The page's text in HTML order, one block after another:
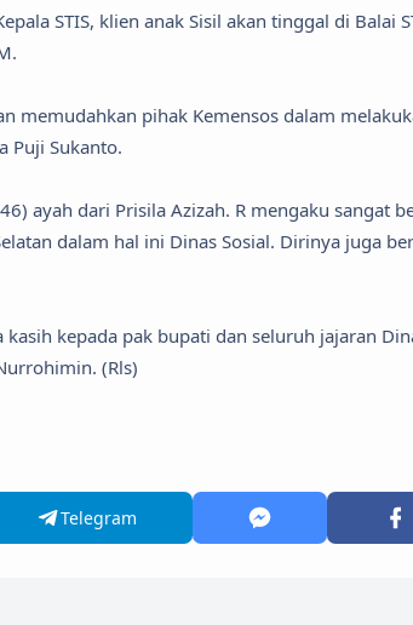
STIS, klien anak Sisil akan tinggal di Balai
memudahkan pihak Kemensos dalam
Puji Sukanto.
ayah dari Prisila Azizah. R mengaku sangat
dalam hal ini Dinas Sosial. Dirinya juga
kepada pak bupati dan seluruh jajaran
(Rls)
Telegram